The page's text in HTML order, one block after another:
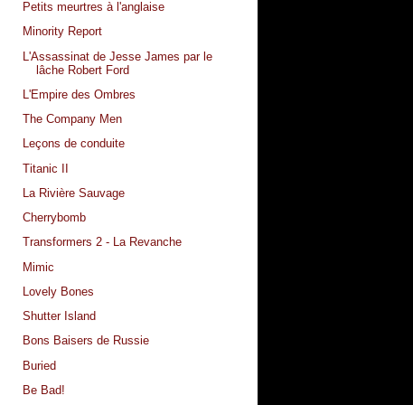
Petits meurtres à l'anglaise
Minority Report
L'Assassinat de Jesse James par le
lâche Robert Ford
L'Empire des Ombres
The Company Men
Leçons de conduite
Titanic II
La Rivière Sauvage
Cherrybomb
Transformers 2 - La Revanche
Mimic
Lovely Bones
Shutter Island
Bons Baisers de Russie
Buried
Be Bad!